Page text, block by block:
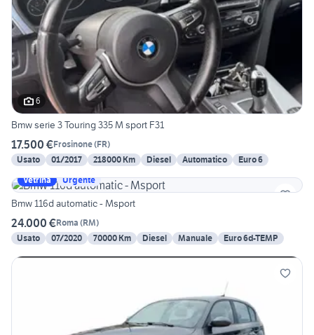
6
Bmw serie 3 Touring 335 M sport F31
17.500 €Frosinone(FR)
Usato
01/2017 218000 Km Diesel Automatico
Euro 6
Vetrina
Urgente
Bmw 116d automatic - Msport
24.000 €Roma (RM)
Usato
07/2020 70000 Km Diesel Manuale Euro 6d-TEMP